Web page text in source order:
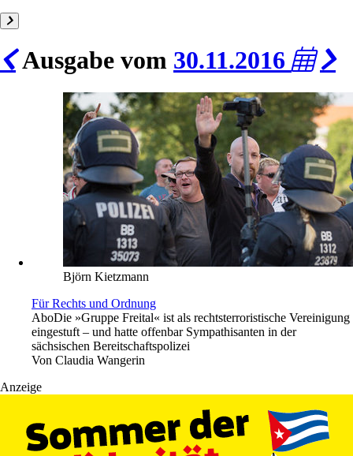
Ausgabe vom 30.11.2016
Björn Kietzmann
Für Rechts und Ordnung
AboDie »Gruppe Freital« ist als rechtsterroristische Vereinigung
eingestuft – und hatte offenbar Sympathisanten in der
sächsischen Bereitschaftspolizei
Von Claudia Wangerin
Anzeige